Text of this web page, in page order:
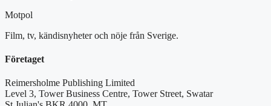
Motpol
Film, tv, kändisnyheter och nöje från Sverige.
Företaget
Reimersholme Publishing Limited
Level 3, Tower Business Centre, Tower Street, Swatar